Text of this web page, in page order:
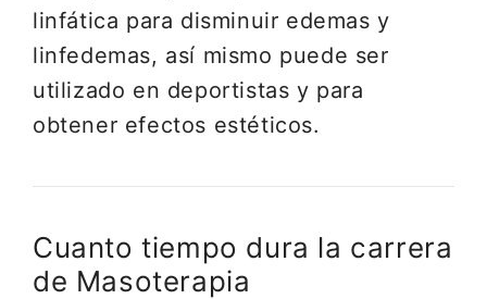
linfática para disminuir edemas y
linfedemas, así mismo puede ser
utilizado en deportistas y para
obtener efectos estéticos.
Cuanto tiempo dura la carrera
de Masoterapia